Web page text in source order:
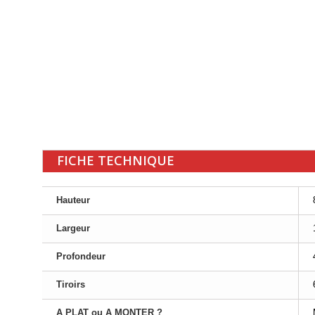
FICHE TECHNIQUE
Hauteur
Largeur
Profondeur
Tiroirs
A PLAT ou A MONTER ?